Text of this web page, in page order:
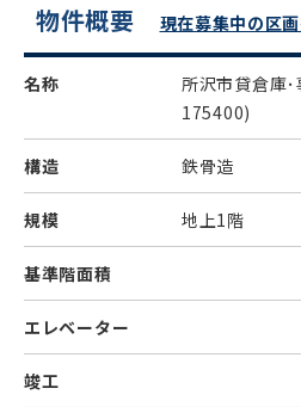
物件概要 現在募集中の区
名称 所沢市貸倉庫･
175400)
構造 鉄骨造
規模 地上1階
基準階面積
エレベーター
竣工